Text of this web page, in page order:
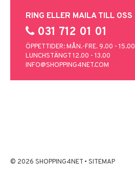
RING ELLER MAILA TILL OSS
031 712 01 01
ÖPPETTIDER: MÅN.-FRE. 9.00 - 15.00
LUNCHSTÄNGT 12.00 - 13.00
INFO@SHOPPING4NET.COM
© 2026 SHOPPING4NET • SITEMAP